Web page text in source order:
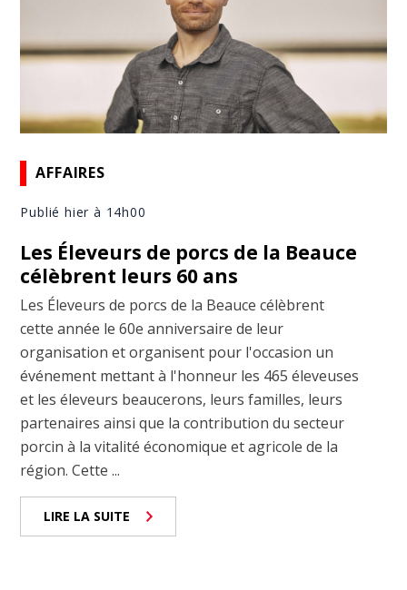
AFFAIRES
Publié hier à 14h00
Les Éleveurs de porcs de la Beauce
célèbrent leurs 60 ans
Les Éleveurs de porcs de la Beauce célèbrent
cette année le 60e anniversaire de leur
organisation et organisent pour l'occasion un
événement mettant à l'honneur les 465 éleveuses
et les éleveurs beaucerons, leurs familles, leurs
partenaires ainsi que la contribution du secteur
porcin à la vitalité économique et agricole de la
région. Cette ...
LIRE LA SUITE